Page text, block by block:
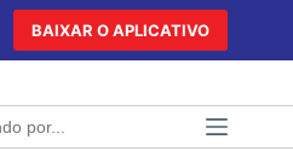
BAIXAR O APLICATIVO